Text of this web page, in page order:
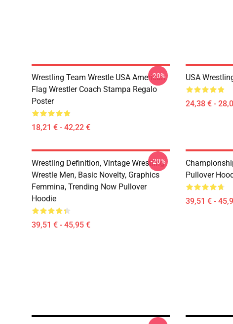
Wrestling Team Wrestle USA American
Flag Wrestler Coach Stampa Regalo
Poster
18,21 € - 42,22 €
-20% USA
24,38 € -
Wrestling Definition, Vintage Wrestling
Wrestle Men, Basic Novelty, Graphics
Femmina, Trending Now Pullover
Hoodie
39,51 € - 45,95 €
-20%
Pullover
39,51 € -